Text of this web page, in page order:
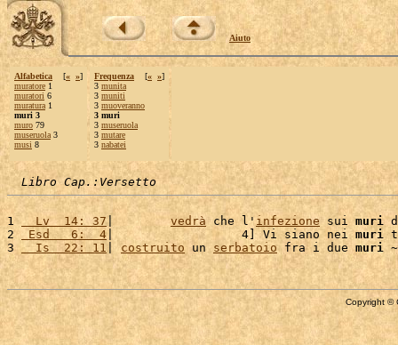
Aiuto
Alfabetica [« »]
muratore 1
muratori 6
muratura 1
muri 3
muro 79
museruola 3
musi 8
Frequenza [« »]
3 munita
3 muniti
3 muoveranno
3 muri
3 museruola
3 mutare
3 nabatei
Libro Cap.:Versetto
1
  Lv  14: 37
| vedrà che l' infezione sui muri
2
Esd   6:  4 |                  4] Vi siano nei muri
3
  Is  22: 11
| costruito un serbatoio fra i due muri
Copyright ©